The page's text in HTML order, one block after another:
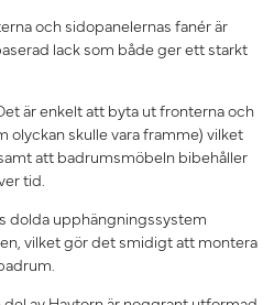
och sidopanelernas fanér är
lack som både ger ett starkt
är enkelt att byta ut fronterna och
olyckan skulle vara framme) vilket
att badrumsmöbeln bibehåller
tid.
dolda upphängningssystem
vilket gör det smidigt att montera